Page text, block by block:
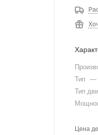
Тип
—
Тип
Цена